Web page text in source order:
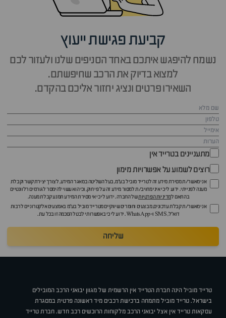
קביעת פגישת ייעוץ
נשמח להיפגש איתכם באחד הסניפים שלנו ולעזור לכם
למצוא בדיוק את הרכב שחיפשתם.
השאירו פרטים ונציג יחזור אליכם בהקדם.
מתעניינים בטרייד אין
רוצים לשמוע על אפשרויות מימון
אני מאשר/ת מסירת מידע זה לטרייד מוביל בע"מ, בעל השליטה במאגר המידע, לצורך יצירת קשר וקבלת
מענה לפנייתי. ידוע לי כי איני מחויב/ת למסור מידע זה על פי חוק, וכי הוא עשוי להימסר לגורמים רלוונטיים
בהתאם למדיניות הפרטיותשל החברה. ידוע לי כי אי מסירת המידע תמנע קבלת מענה.
אני מאשר/ת קבלת עדכונים, מבצעים וחומרים שיווקיים מטרייד מוביל בע"מ באמצעים אלקטרוניים לרבות
דוא״ל, SMS ו-WhatsApp. ידוע לי כי באפשרותי לבטל הסכמה זו בכל עת.
שליחה
טרייד מוביל הינה חברת הטרייד אין הרשמית של מגוון יבואני הרכב המובילים
בישראל. טרייד מוביל מתמחה ברכישת רכבים מיד ראשונה פרטית במסגרת
עסקאות טרייד אין אצל יבואני הרכב מלקוחות הרוכשים רכב חדש. חברת טרייד